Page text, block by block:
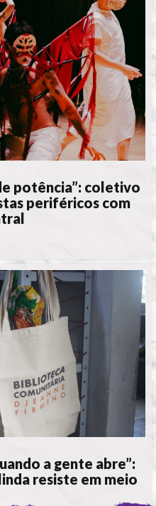
potência”: coletivo
periféricos com
a gente abre”:
resiste em meio